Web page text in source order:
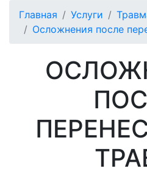
Главная Услуги
Осложнения после